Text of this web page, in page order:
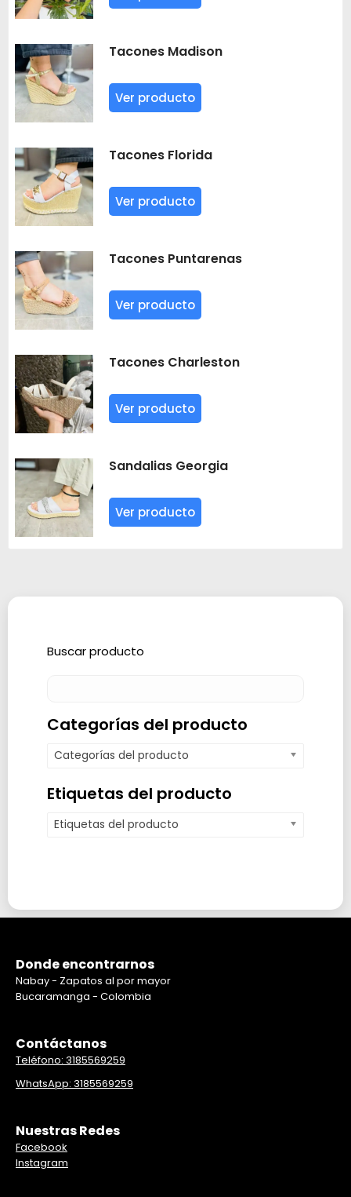
Tacones Madison
Ver producto
Tacones Florida
Ver producto
Tacones Puntarenas
Ver producto
Tacones Charleston
Ver producto
Sandalias Georgia
Ver producto
Buscar producto
Categorías del producto
Categorías del producto
Etiquetas del producto
Etiquetas del producto
Donde encontrarnos
Nabay - Zapatos al por mayor
Bucaramanga - Colombia
Contáctanos
Teléfono: 3185569259
WhatsApp: 3185569259
Nuestras Redes
Facebook
Instagram